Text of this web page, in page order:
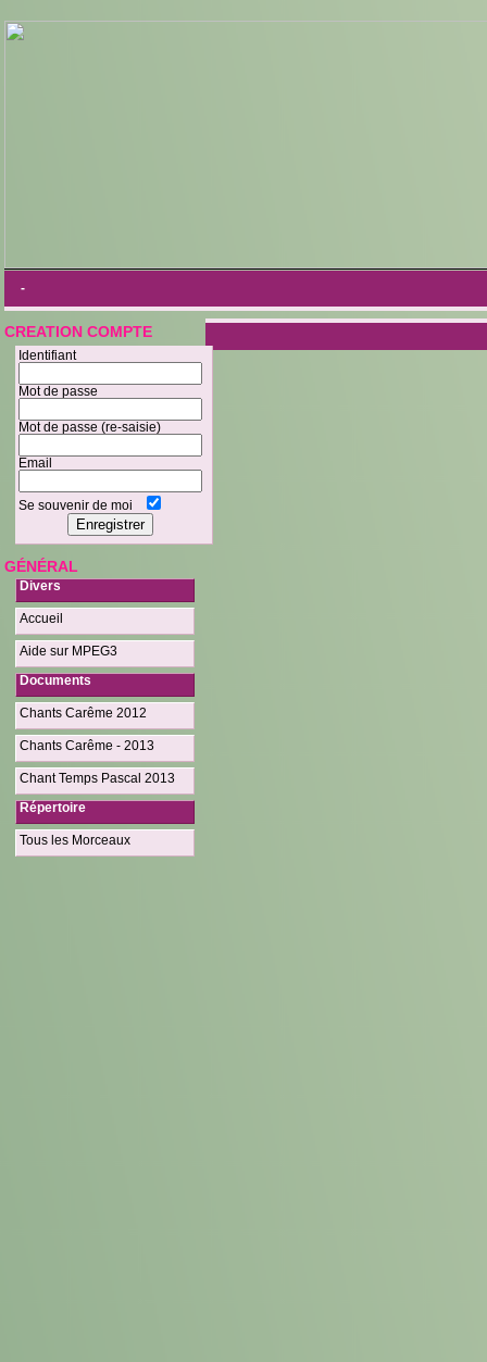
-
CREATION COMPTE
Identifiant
Mot de passe
Mot de passe (re-saisie)
Email
Se souvenir de moi
GÉNÉRAL
Divers
Accueil
Aide sur MPEG3
Documents
Chants Carême 2012
Chants Carême - 2013
Chant Temps Pascal 2013
Répertoire
Tous les Morceaux